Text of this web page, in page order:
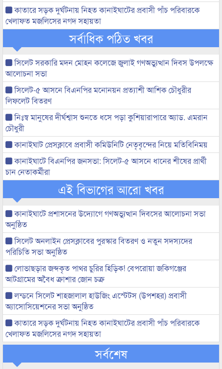
কাতারে সড়ক দুর্ঘটনায় নিহত কানাইঘাটের প্রবাসী পাঁচ পরিবারকে
খেলাফত মজলিসের নগদ সহায়তা
সর্বাধিক পঠিত খবর
সিলেট সরকারি মদন মোহন কলেজে জুলাই গণঅভ্যুত্থান দিবস উপলক্ষে
আলোচনা সভা
সিলেট-৫ আসনে বিএনপির মনোনয়ন প্রত্যাশী আশিক চৌধুরীর
লিফলেট বিতরণ
নিঃস্ব মানুষের দীর্ঘশ্বাস শুনতে ধসে পড়া কুশিয়ারাপারে অ্যাড. এমরান
চৌধুরী
কানাইঘাট প্রেসক্লাবে প্রবাসী কমিউনিটি নেতৃবৃন্দের নিয়ে মতিবিনিময়
কানাইঘাটে বিএনপির জনসভা: সিলেট-৫ আসনে ধানের শীষের প্রার্থী
চান নেতাকর্মীরা
এই বিভাগের আরো খবর
কানাইঘাটে প্রশাসনের উদ্যোগে গণঅভ্যুত্থান দিবসের আলোচনা সভা
অনুষ্ঠিত
সিলেট অনলাইন প্রেসক্লাবের পুরস্কার বিতরণ ও নতুন সদস্যদের
পরিচিতি সভা অনুষ্ঠিত
লোভাছড়ার জব্দকৃত পাথর চুরির হিড়িক! বেপরোয়া জকিগঞ্জের
আটগ্রামের অবৈধ ক্রাশার জোন চক্র
লন্ডনে সিলেট শাহজালাল হাউজিং এস্টেটস (উপশহর) প্রবাসী
অ্যাসোসিয়েশনের সভা অনুষ্ঠিত
কাতারে সড়ক দুর্ঘটনায় নিহত কানাইঘাটের প্রবাসী পাঁচ পরিবারকে
খেলাফত মজলিসের নগদ সহায়তা
সর্বশেষ